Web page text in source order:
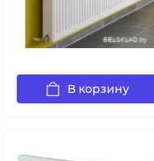
В корзину